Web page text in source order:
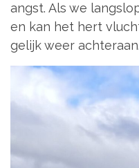
angst. Als we
en kan het hert
gelijk weer achteraan.